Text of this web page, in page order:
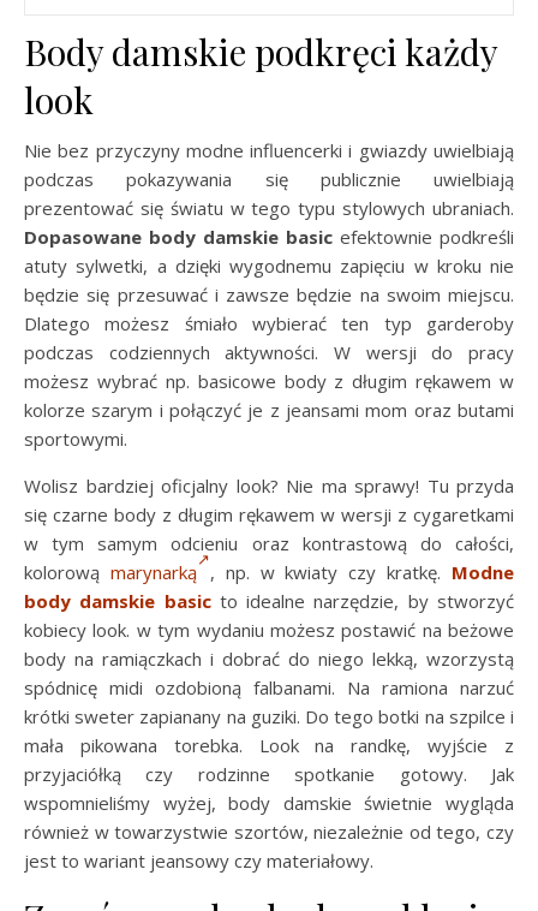
Body damskie podkręci każdy
look
Nie bez przyczyny modne influencerki i gwiazdy uwielbiają
podczas pokazywania się publicznie uwielbiają
prezentować się światu w tego typu stylowych ubraniach.
Dopasowane body damskie basic efektownie podkreśli
atuty sylwetki, a dzięki wygodnemu zapięciu w kroku nie
będzie się przesuwać i zawsze będzie na swoim miejscu.
Dlatego możesz śmiało wybierać ten typ garderoby
podczas codziennych aktywności. W wersji do pracy
możesz wybrać np. basicowe body z długim rękawem w
kolorze szarym i połączyć je z jeansami mom oraz butami
sportowymi.
Wolisz bardziej oficjalny look? Nie ma sprawy! Tu przyda
się czarne body z długim rękawem w wersji z cygaretkami
w tym samym odcieniu oraz kontrastową do całości,
kolorową marynarką , np. w kwiaty czy kratkę. Modne
body damskie basicto idealne narzędzie, by stworzyć
kobiecy look. w tym wydaniu możesz postawić na beżowe
body na ramiączkach i dobrać do niego lekką, wzorzystą
spódnicę midi ozdobioną falbanami. Na ramiona narzuć
krótki sweter zapianany na guziki. Do tego botki na szpilce i
mała pikowana torebka. Look na randkę, wyjście z
przyjaciółką czy rodzinne spotkanie gotowy. Jak
wspomnieliśmy wyżej, body damskie świetnie wygląda
również w towarzystwie szortów, niezależnie od tego, czy
jest to wariant jeansowy czy materiałowy.